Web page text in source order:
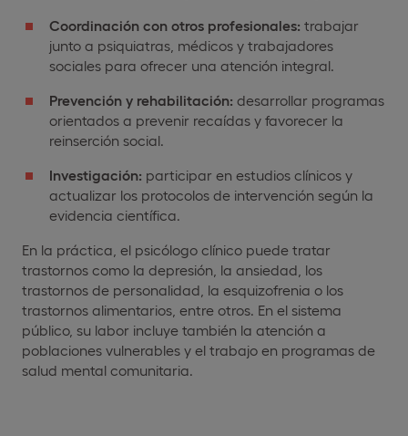
Coordinación con otros profesionales: trabajar
junto a psiquiatras, médicos y trabajadores
sociales para ofrecer una atención integral.
Prevención y rehabilitación: desarrollar programas
orientados a prevenir recaídas y favorecer la
reinserción social.
Investigación: participar en estudios clínicos y
actualizar los protocolos de intervención según la
evidencia científica.
En la práctica, el psicólogo clínico puede tratar
trastornos como la depresión, la ansiedad, los
trastornos de personalidad, la esquizofrenia o los
trastornos alimentarios, entre otros. En el sistema
público, su labor incluye también la atención a
poblaciones vulnerables y el trabajo en programas de
salud mental comunitaria.